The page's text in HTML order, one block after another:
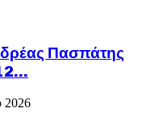
Πασπάτης
2026